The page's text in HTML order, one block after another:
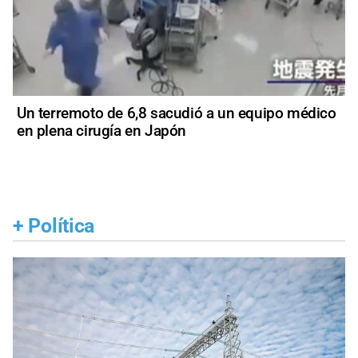
Un terremoto de 6,8 sacudió a un equipo médico
en plena cirugía en Japón
+ Política